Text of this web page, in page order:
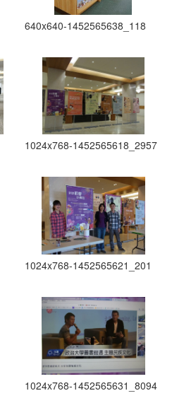
640x640-1452565638_118
1024x768-1452565618_2957
1024x768-1452565621_201
1024x768-1452565631_8094